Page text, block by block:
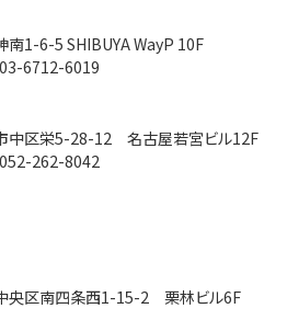
南1-6-5 SHIBUYA WayP 10F
6712-6019
中区栄5-28-12 名古屋若宮ビル12F
262-8042
央区南四条西1-15-2 栗林ビル6F